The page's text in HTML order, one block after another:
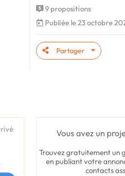
9 propositions
Publiée le 23 octobre
Partager
Vous avez un
Trouvez gratuitement un
en publiant votre
contacts